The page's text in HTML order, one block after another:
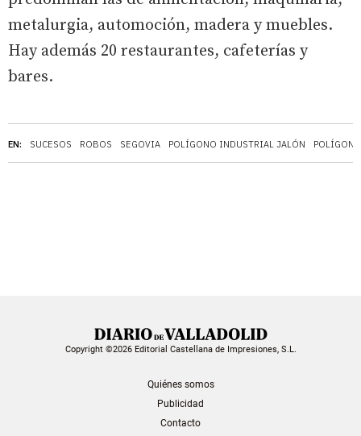
EN: SUCESOS ROBOS SEGOVIA POLÍGONO INDUSTRIAL JALÓN
metalurgia, automoción, madera y muebles.
Hay además 20 restaurantes, cafeterías y
bares.
Copyright ©2026 Editorial Castellana de Impresiones, S.L.
Quiénes somos
Publicidad
Contacto